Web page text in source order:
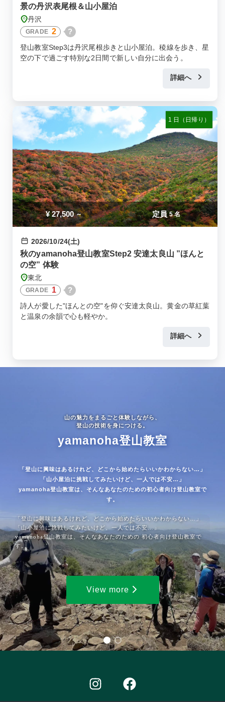
景の丹沢表尾根＆山小屋泊
丹沢
GRADE 2 ?
登山教室Step3は丹沢尾根歩きと山小屋泊。稜線を歩き、星
空の下で過ごす特別な2日間で新しい自分に出会う。
詳細へ
¥ 27,500 ～ 定員 5 名
1 日（日帰り）
2026/10/24(土)
秋のyamanoha登山教室Step2 安達太良山 ”ほんと
の空” 体験
東北
GRADE 1 ?
詩人が愛した"ほんとの空"を仰ぐ安達太良山。黄金の草紅葉
と温泉の余韻で心も軽やか。
詳細へ
山の魅力をまるごと体験しながら、
登山の技術を身につける。
yamanoha登山教室
「登山に興味はあるけれど、どこから始めたらいいかわからない…」
「山小屋泊に挑戦してみたいけど、一人では不安…」
yamanoha登山教室は、そんなあなたのための初心者向け登山教室で
す。
「登山に興味はあるけれど、どこから始めたらいいかわからない…」
「山小屋泊に挑戦してみたいけど、一人では不安…」
yamanoha登山教室は、そんなあなたのための 初心者向け登山教室で
す。
View more
I
n
F
a